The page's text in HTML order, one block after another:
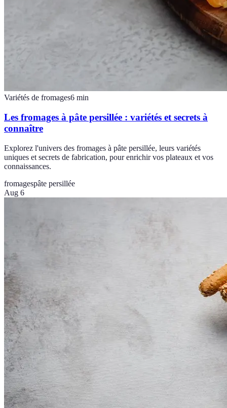
Variétés de fromages6 min
Les fromages à pâte persillée : variétés et secrets à
connaître
Explorez l'univers des fromages à pâte persillée, leurs variétés
uniques et secrets de fabrication, pour enrichir vos plateaux et vos
connaissances.
fromagespâte persillée
Aug 6